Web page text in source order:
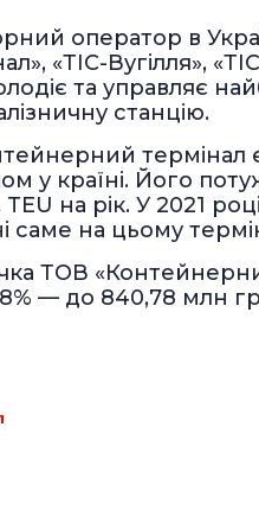
оператор в
«ТІС-Вугілля»,
та управляє
станцію.
у країні. Його
на рік. У 2021
саме на цьому
ТОВ
— до 840,78 млн